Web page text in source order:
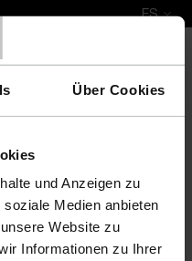
Über Cookies
und Anzeigen zu
Medien anbieten
Website zu
Informationen zu Ihrer
ES
1 L Bali